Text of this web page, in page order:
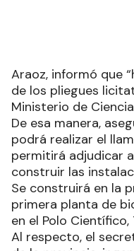
Araoz, informó que
de los pliegues
Ministerio de
De esa manera,
podrá realizar el
permitirá adjudicar
construir las
Se construirá en la
primera planta de
en el Polo
Al respecto, el